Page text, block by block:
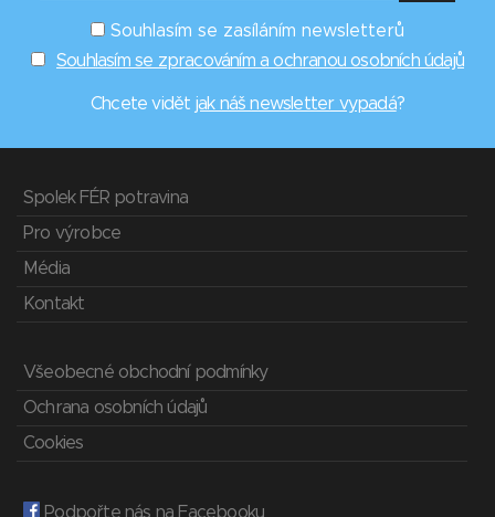
Souhlasím se zasíláním newsletterů
Souhlasím se zpracováním a ochranou osobních údajů
Chcete vidět jak náš newsletter vypadá?
Spolek FÉR potravina
Pro výrobce
Média
Kontakt
Všeobecné obchodní podmínky
Ochrana osobních údajů
Cookies
Podpořte nás na Facebooku